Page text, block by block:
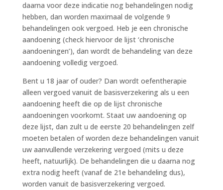
daarna voor deze indicatie nog behandelingen nodig
hebben, dan worden maximaal de volgende 9
behandelingen ook vergoed. Heb je een chronische
aandoening (check hiervoor de lijst ‘chronische
aandoeningen’), dan wordt de behandeling van deze
aandoening volledig vergoed.
Bent u 18 jaar of ouder? Dan wordt oefentherapie
alleen vergoed vanuit de basisverzekering als u een
aandoening heeft die op de lijst chronische
aandoeningen voorkomt. Staat uw aandoening op
deze lijst, dan zult u de eerste 20 behandelingen zelf
moeten betalen of worden deze behandelingen vanuit
uw aanvullende verzekering vergoed (mits u deze
heeft, natuurlijk). De behandelingen die u daarna nog
extra nodig heeft (vanaf de 21e behandeling dus),
worden vanuit de basisverzekering vergoed.